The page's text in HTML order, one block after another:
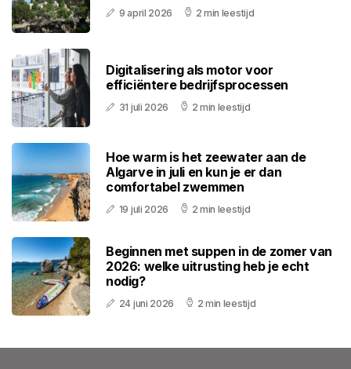
9 april 2026 2 min leestijd
Digitalisering als motor voor
efficiëntere bedrijfsprocessen
31 juli 2026 2 min leestijd
Hoe warm is het zeewater aan de
Algarve in juli en kun je er dan
comfortabel zwemmen
19 juli 2026 2 min leestijd
Beginnen met suppen in de zomer van
2026: welke uitrusting heb je echt
nodig?
24 juni 2026 2 min leestijd